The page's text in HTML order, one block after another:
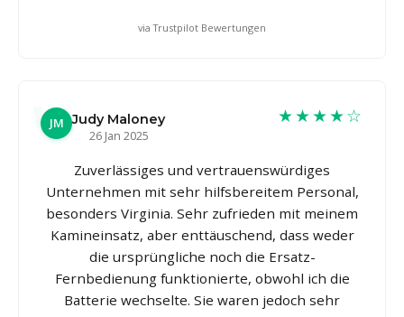
via Trustpilot Bewertungen
JM Judy Maloney
26 Jan 2025
★★★★☆
Zuverlässiges und vertrauenswürdiges
Unternehmen mit sehr hilfsbereitem Personal,
besonders Virginia. Sehr zufrieden mit meinem
Kamineinsatz, aber enttäuschend, dass weder
die ursprüngliche noch die Ersatz-
Fernbedienung funktionierte, obwohl ich die
Batterie wechselte. Sie waren jedoch sehr